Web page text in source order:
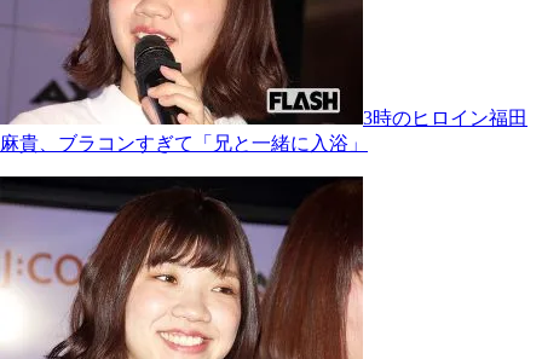
3時のヒロイン福田
麻貴、ブラコンすぎて「兄と一緒に入浴」